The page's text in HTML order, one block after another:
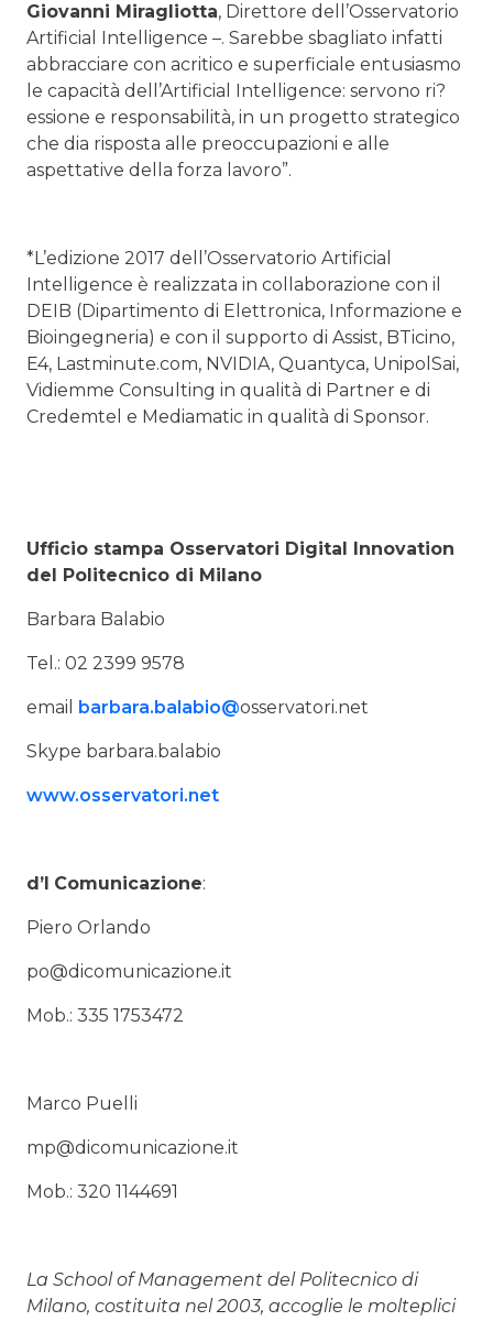
Giovanni Miragliotta, Direttore dell’Osservatorio
Artificial Intelligence –. Sarebbe sbagliato infatti
abbracciare con acritico e superficiale entusiasmo
le capacità dell’Artificial Intelligence: servono ri?
essione e responsabilità, in un progetto strategico
che dia risposta alle preoccupazioni e alle
aspettative della forza lavoro”.
*L’edizione 2017 dell’Osservatorio Artificial
Intelligence è realizzata in collaborazione con il
DEIB (Dipartimento di Elettronica, Informazione e
Bioingegneria) e con il supporto di Assist, BTicino,
E4, Lastminute.com, NVIDIA, Quantyca, UnipolSai,
Vidiemme Consulting in qualità di Partner e di
Credemtel e Mediamatic in qualità di Sponsor.
Ufficio stampa Osservatori Digital Innovation
del Politecnico di Milano
Barbara Balabio
Tel.: 02 2399 9578
email barbara.balabio@osservatori.net
Skype barbara.balabio
www.osservatori.net
d’I Comunicazione:
Piero Orlando
po@dicomunicazione.it
Mob.: 335 1753472
Marco Puelli
mp@dicomunicazione.it
Mob.: 320 1144691
La School of Management del Politecnico di
Milano, costituita nel 2003, accoglie le molteplici